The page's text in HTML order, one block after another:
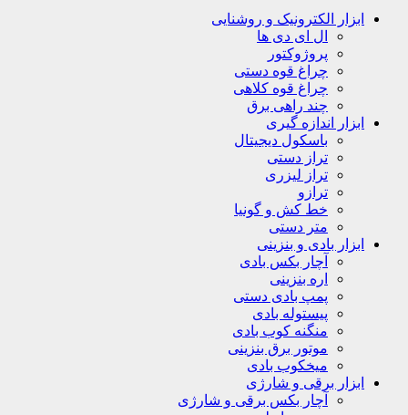
ابزار الکترونیک و روشنایی
ال ای دی ها
پروژوکتور
چراغ قوه دستی
چراغ قوه کلاهی
چند راهی برق
ابزار اندازه گیری
باسکول دیجیتال
تراز دستی
تراز لیزری
ترازو
خط کش و گونیا
متر دستی
ابزار بادی و بنزینی
آچار بکس بادی
اره بنزینی
پمپ بادی دستی
پیستوله بادی
منگنه کوب بادی
موتور برق بنزینی
میخکوب بادی
ابزار برقی و شارژی
آچار بکس برقی و شارژی